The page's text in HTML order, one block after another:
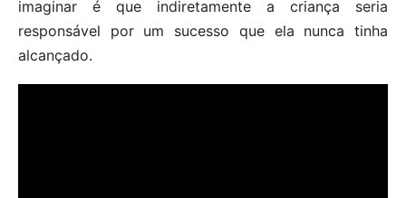
imaginar é que indiretamente a criança seria
responsável por um sucesso que ela nunca tinha
alcançado.